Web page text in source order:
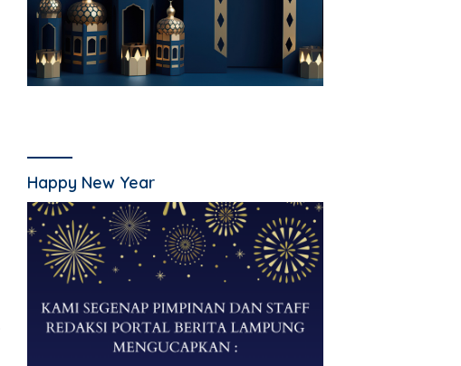
Happy New Year